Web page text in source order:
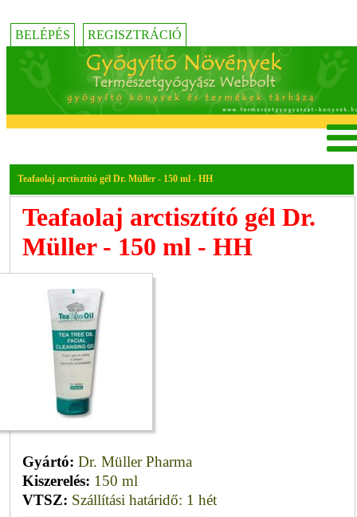
BELÉPÉS REGISZTRÁCIÓ
Teafaolaj arctisztító gél Dr. Müller - 150 ml - HH
Teafaolaj arctisztító gél Dr.
Müller - 150 ml - HH
Gyártó: Dr. Müller Pharma
Kiszerelés: 150 ml
VTSZ: Szállítási határidő: 1 hét